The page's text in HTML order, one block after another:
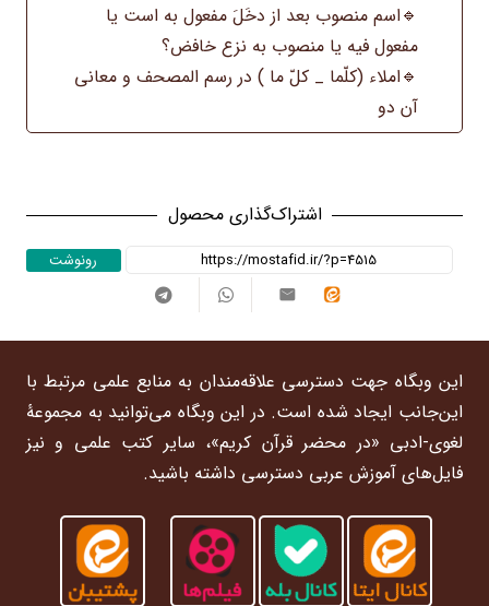
🔹اسم منصوب بعد از دخَلَ مفعول به است یا
مفعول فیه یا منصوب به نزع خافض؟
🔹املاء (کلّما _ کلّ ما ) در رسم المصحف و معانی
آن دو
اشتراک‌گذاری محصول
رونوشت
این وبگاه جهت دسترسی علاقه‌مندان به منابع علمی مرتبط با
این‌جانب ایجاد شده است. در این وبگاه می‌توانید به مجموعۀ
لغوی-ادبی «در محضر قرآن کریم»، سایر کتب علمی و نیز
فایل‌های آموزش عربی دسترسی داشته باشید.